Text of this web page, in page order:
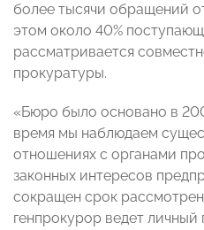
более тысячи обращений
этом около 40%
рассматривается
прокуратуры.
«Бюро было основано в
время мы наблюдаем
отношениях с органами
законных интересов
сокращен срок
генпрокурор ведет